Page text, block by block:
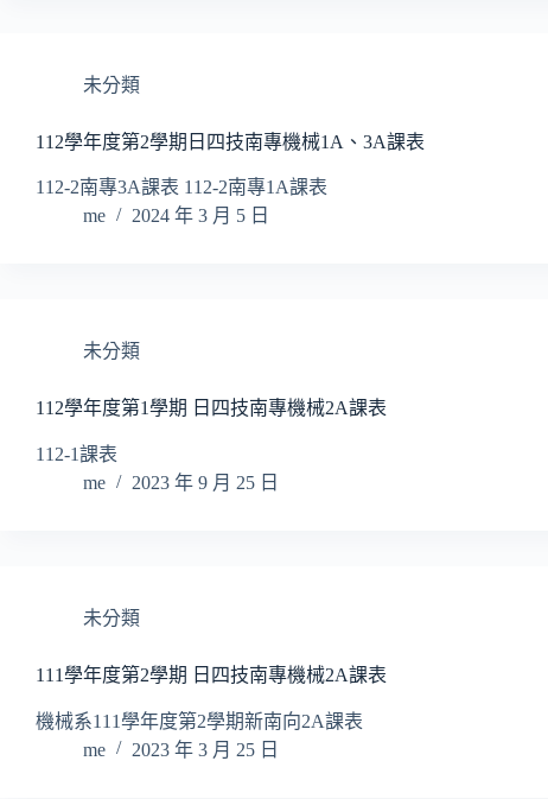
未分類
112學年度第2學期日四技南專機械1A、3A課表
112-2南專3A課表 112-2南專1A課表
me
2024 年 3 月 5 日
未分類
112學年度第1學期 日四技南專機械2A課表
112-1課表
me
2023 年 9 月 25 日
未分類
111學年度第2學期 日四技南專機械2A課表
機械系111學年度第2學期新南向2A課表
me
2023 年 3 月 25 日